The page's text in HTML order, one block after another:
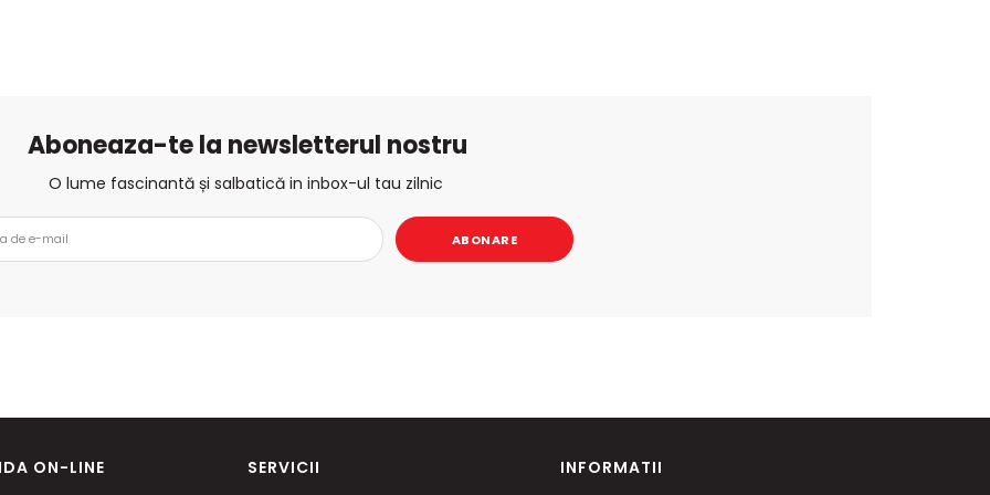
Aboneaza-te la newsletterul nostru
O lume fascinantă și salbatică in inbox-ul tau zilnic
ABONARE
ON-LINE SERVICII INFORMATII